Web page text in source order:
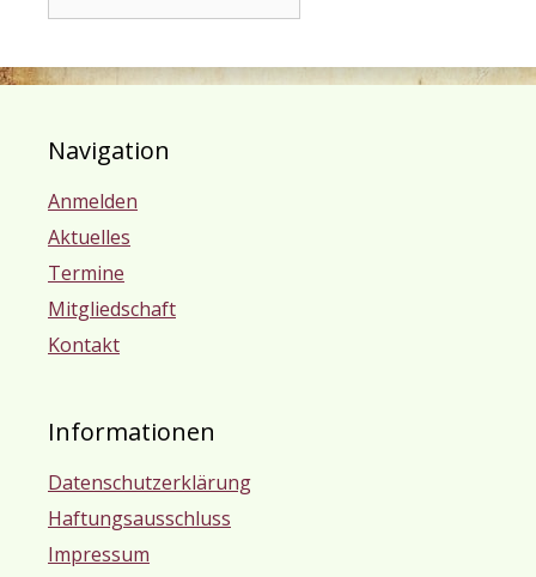
Navigation
Anmelden
Aktuelles
Termine
Mitgliedschaft
Kontakt
Informationen
Datenschutzerklärung
Haftungsausschluss
Impressum